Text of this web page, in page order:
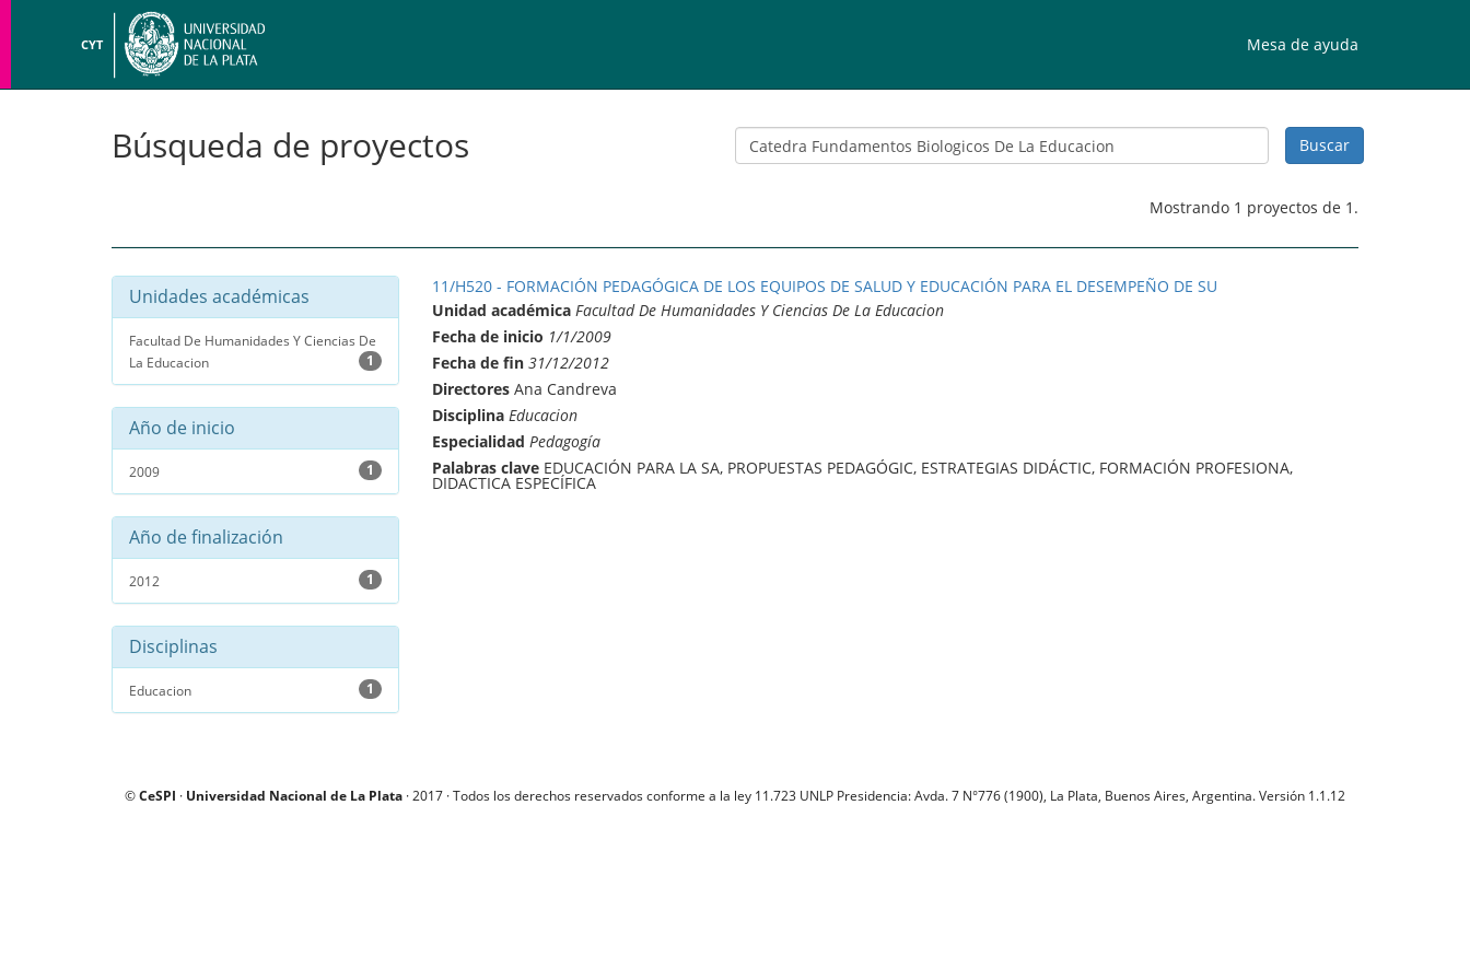
CYT Mesa de ayuda
Búsqueda de proyectos
Mostrando 1 proyectos de 1.
Unidades académicas
Facultad De Humanidades Y Ciencias De
La Educacion
1
Año de inicio
2009 1
Año de finalización
2012 1
Disciplinas
Educacion 1
11/H520 - FORMACIÓN PEDAGÓGICA DE LOS EQUIPOS DE SALUD Y EDUCACIÓN PARA EL DESEMPEÑO DE SU
Unidad académica Facultad De Humanidades Y Ciencias De La Educacion
Fecha de inicio 1/1/2009
Fecha de fin 31/12/2012
DirectoresAna Candreva
Disciplina Educacion
Especialidad Pedagogía
Palabras claveEDUCACIÓN PARA LA SA, PROPUESTAS PEDAGÓGIC, ESTRATEGIAS DIDÁCTIC, FORMACIÓN PROFESIONA,
DIDACTICA ESPECÍFICA
©CeSPI · Universidad Nacional de La Plata · 2017 · Todos los derechos reservados conforme a la ley 11.723 UNLP Presidencia: Avda. 7 N°776 (1900), La Plata, Buenos Aires, Argentina. Versión 1.1.12